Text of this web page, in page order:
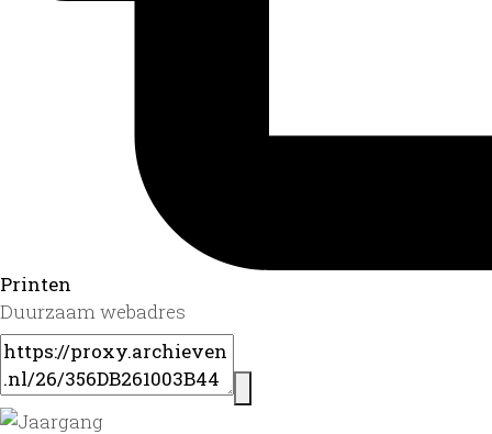
Printen
Duurzaam webadres